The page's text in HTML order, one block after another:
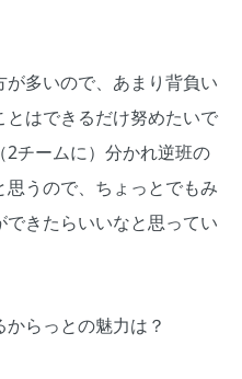
多いので、あまり背負い
はできるだけ努めたいで
チームに）分かれ逆班の
うので、ちょっとでもみ
きたらいいなと思ってい
らっとの魅力は？